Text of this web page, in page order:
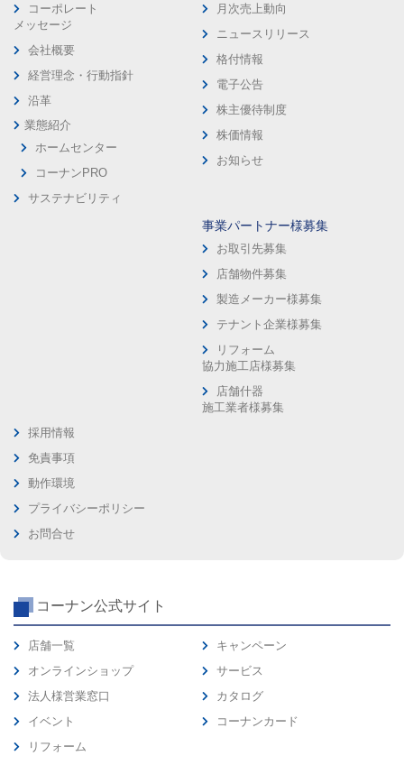
コーポレート
メッセージ
会社概要
経営理念・行動指針
沿革
業態紹介
ホームセンター
コーナンPRO
サステナビリティ
月次売上動向
ニュースリリース
格付情報
電子公告
株主優待制度
株価情報
お知らせ
事業パートナー様募集
お取引先募集
店舗物件募集
製造メーカー様募集
テナント企業様募集
リフォーム
協力施工店様募集
店舗什器
施工業者様募集
採用情報
免責事項
動作環境
プライバシーポリシー
お問合せ
コーナン公式サイト
店舗一覧
オンラインショップ
法人様営業窓口
イベント
リフォーム
キャンペーン
サービス
カタログ
コーナンカード